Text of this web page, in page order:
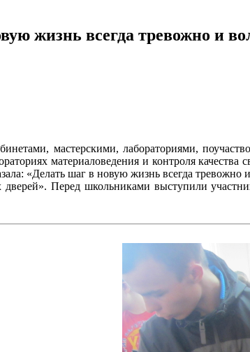
жизнь всегда тревожно и
мастерскими, лабораториями,
материаловедения и контроля
«Делать шаг в новую жизнь всегда
Перед школьниками выступили